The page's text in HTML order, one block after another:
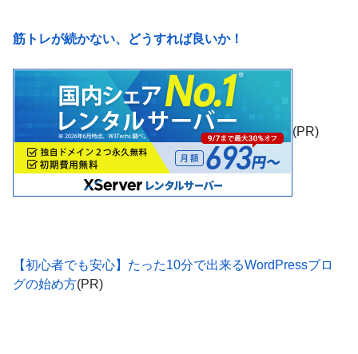
筋トレが続かない、どうすれば良いか！
(PR)
【初心者でも安心】たった10分で出来るWordPressブロ
グの始め方(PR)